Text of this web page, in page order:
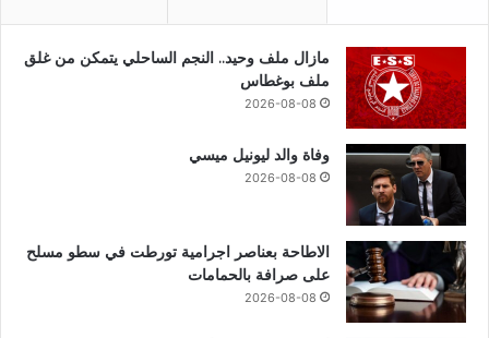
مازال ملف وحيد.. النجم الساحلي يتمكن من غلق
ملف بوغطاس
2026-08-08
وفاة والد ليونيل ميسي
2026-08-08
الاطاحة بعناصر اجرامية تورطت في سطو مسلح
على صرافة بالحمامات
2026-08-08